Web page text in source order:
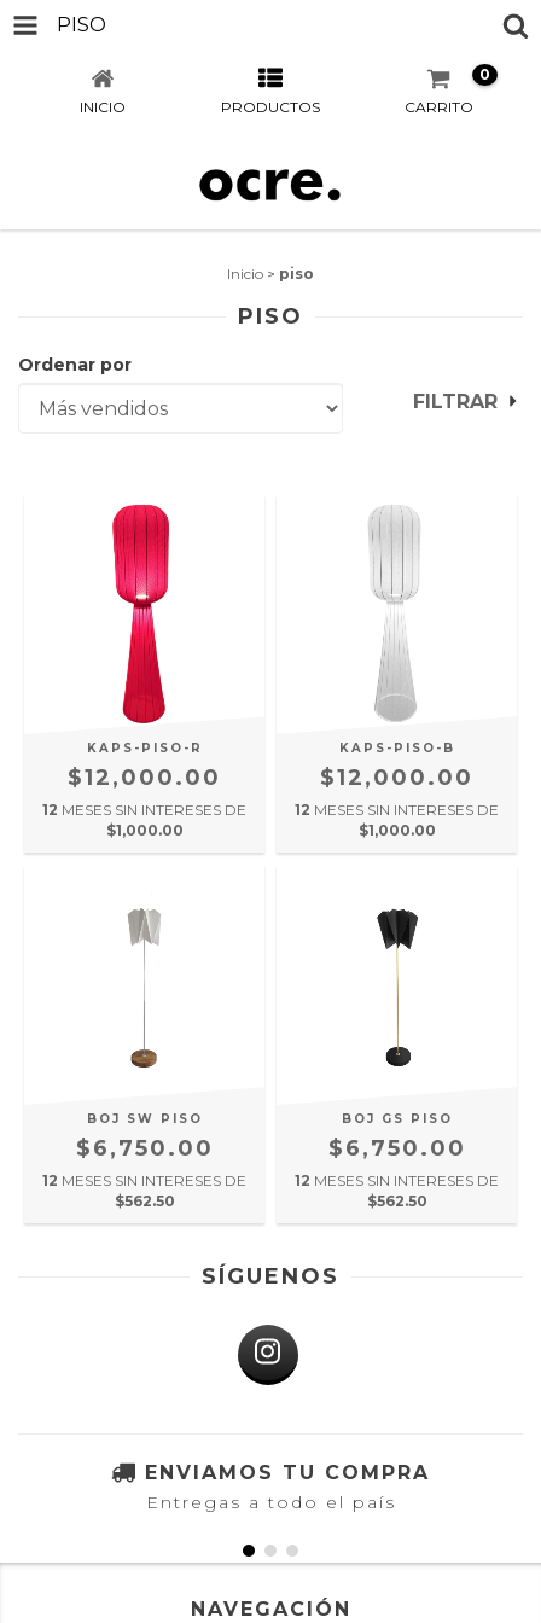
PISO
INICIO PRODUCTOS CARRITO
0
Inicio > piso
PISO
Ordenar por
FILTRAR
KAPS-PISO-R
$12,000.00
12 MESES SIN INTERESES DE
$1,000.00
KAPS-PISO-B
$12,000.00
12 MESES SIN INTERESES DE
$1,000.00
BOJ SW PISO
$6,750.00
12 MESES SIN INTERESES DE
$562.50
BOJ GS PISO
$6,750.00
12 MESES SIN INTERESES DE
$562.50
SÍGUENOS
ENVIAMOS TU COMPRA
Entregas a todo el país
NAVEGACIÓN